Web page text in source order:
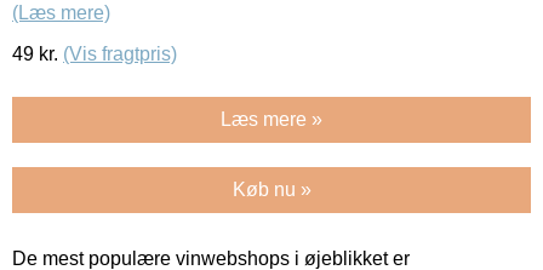
(Læs mere)
49 kr. (Vis fragtpris)
Læs mere »
Køb nu »
De mest populære vinwebshops i øjeblikket er